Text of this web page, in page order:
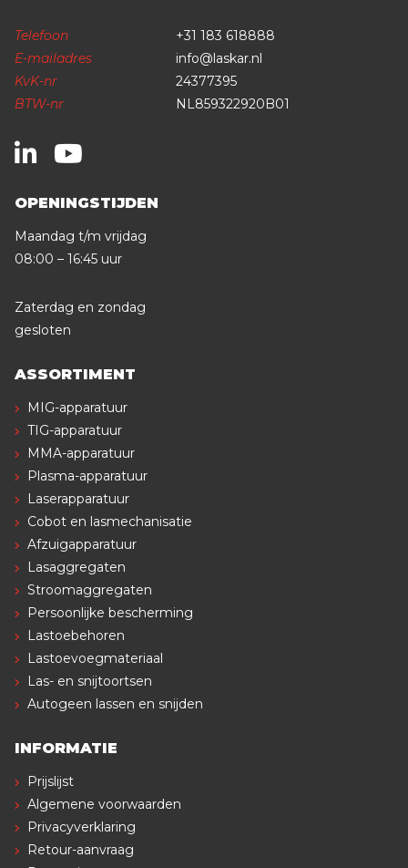
Telefoon
+31 183 618888
E-mailadres
info@laskar.nl
KvK-nr
24377395
BTW-nr
NL859322920B01
OPENINGSTIJDEN
Maandag t/m vrijdag
08:00 – 16:45 uur
Zaterdag en zondag
gesloten
ASSORTIMENT
MIG-apparatuur
TIG-apparatuur
MMA-apparatuur
Plasma-apparatuur
Laserapparatuur
Cobot en lasmechanisatie
Afzuigapparatuur
Lasaggregaten
Stroomaggregaten
Persoonlijke bescherming
Lastoebehoren
Lastoevoegmateriaal
Las- en snijtoortsen
Autogeen lassen en snijden
INFORMATIE
Prijslijst
Algemene voorwaarden
Privacyverklaring
Retour-aanvraag